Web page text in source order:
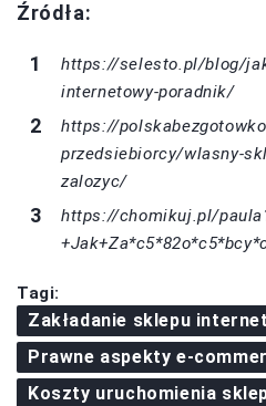
Źródła:
https://selesto.pl/blog/
internetowy-poradnik/
https://
przedsiebiorcy/wlasny-
zalozyc/
https://chomikuj.pl/
Tagi:
Zakładanie sklepu
Prawne aspekty e-
Koszty uruchomienia